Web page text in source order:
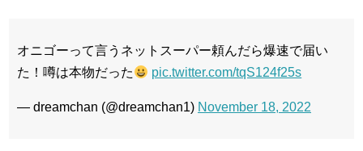
オニゴーって言うネットスーパー頼んだら爆速で届い
た！噂は本物だった
pic.twitter.com/tqS124f25s
— dreamchan (@dreamchan1) November 18, 2022